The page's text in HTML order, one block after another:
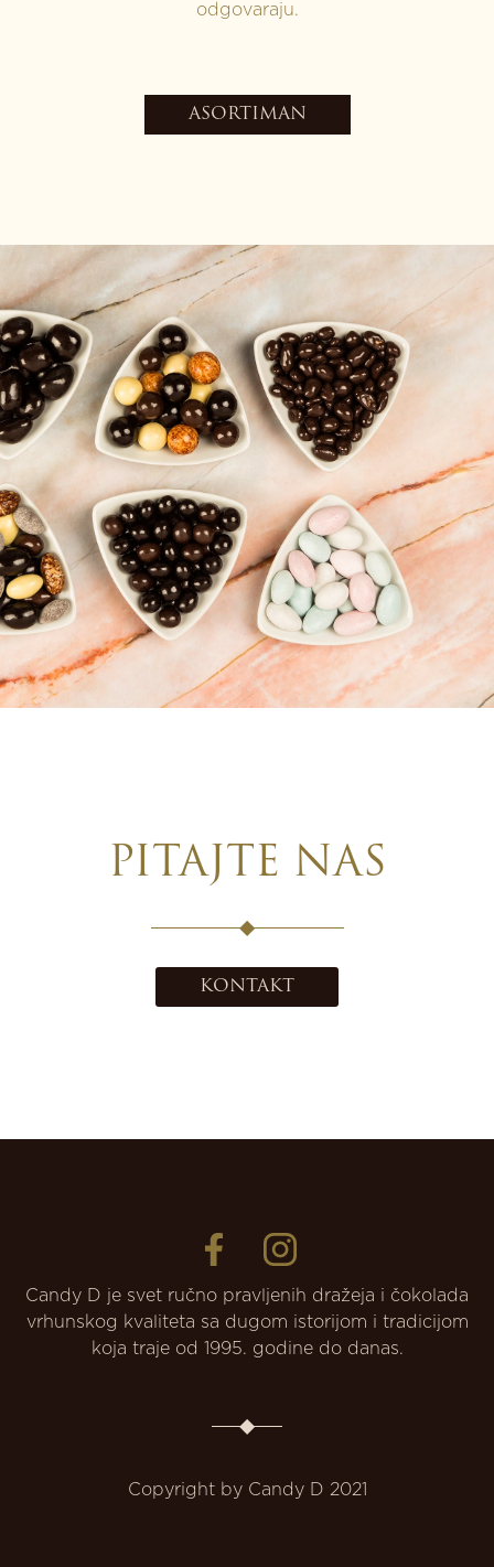
odgovaraju.
ASORTIMAN
PITAJTE NAS
KONTAKT
Candy D je svet ručno pravljenih dražeja i čokolada
vrhunskog kvaliteta sa dugom istorijom i tradicijom
koja traje od 1995. godine do danas.
Copyright by Candy D 2021